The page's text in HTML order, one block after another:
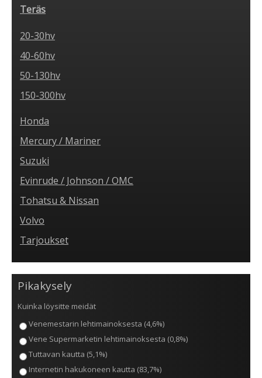
Teräs
20-30hv
40-60hv
50-130hv
150-300hv
Honda
Mercury / Mariner
Suzuki
Evinrude / Johnson / OMC
Tohatsu & Nissan
Volvo
Tarjoukset
Pikakysely
Kuinka löysitte meidät
Venemestarin lehtimainoksesta (4,6%)
Vene Supermarketin lehtimainoksesta (0,8%)
Tuttavan kautta (5,1%)
Internetin hakukoneen kautta (83,7%)